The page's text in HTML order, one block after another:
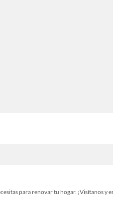
para renovar tu hogar. ¡Visítanos y